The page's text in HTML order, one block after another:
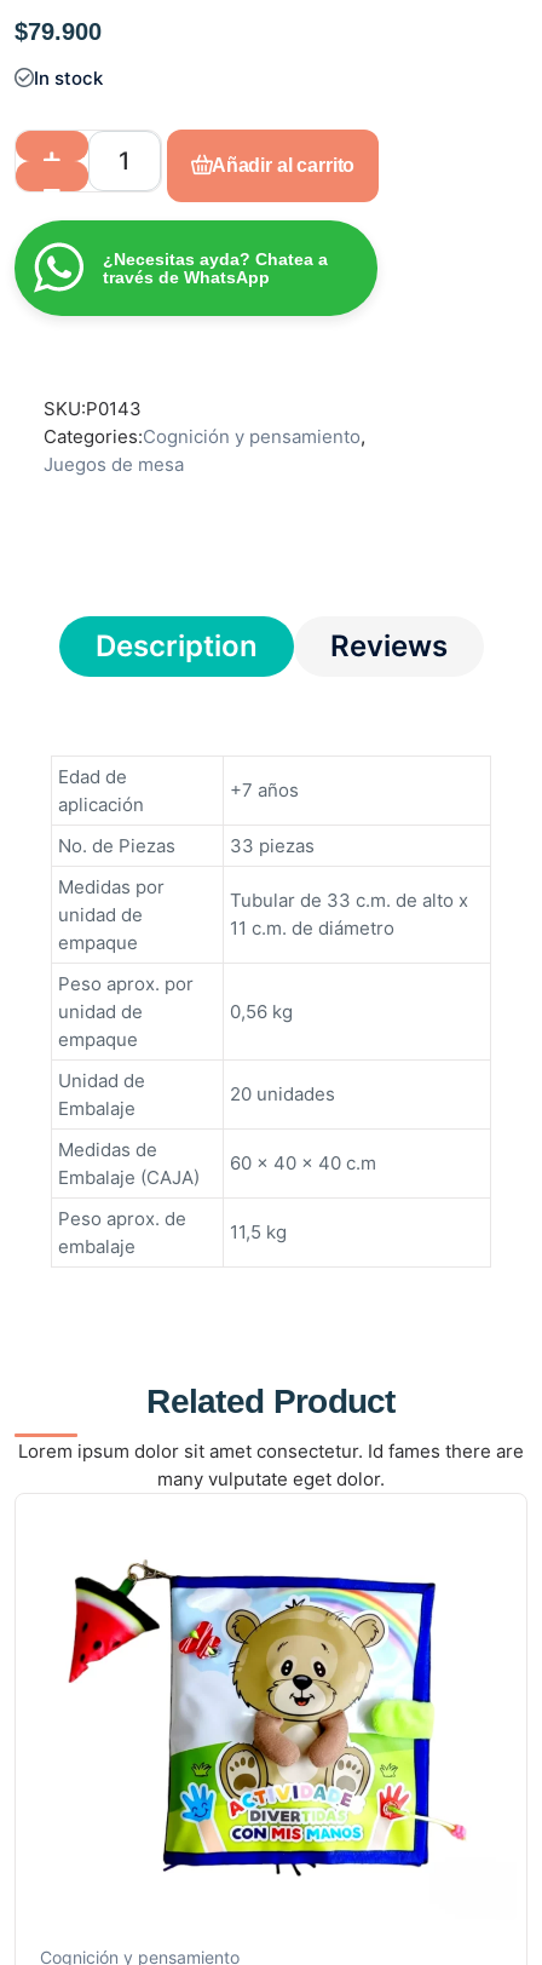
$79.900
In stock
Añadir al carrito
¿Necesitas ayda? Chatea a
través de WhatsApp
SKU:P0143
Categories:Cognición y pensamiento,
Juegos de mesa
Description Reviews
Edad de
aplicación
+7 años
No. de Piezas
33 piezas
Medidas por
unidad de
empaque
Tubular de 33 c.m. de alto x
11 c.m. de diámetro
Peso aprox. por
unidad de
empaque
0,56 kg
Unidad de
Embalaje
20 unidades
Medidas de
Embalaje (CAJA)
60 x 40 x 40 c.m
Peso aprox. de
embalaje
11,5 kg
Related Product
Lorem ipsum dolor sit amet consectetur. Id fames there are
many vulputate eget dolor.
Cognición y pensamiento